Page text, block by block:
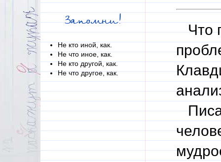
Запомни!
Не кто иной, как.
Не что иное, как.
Не кто другой, как.
Не что другое, как.
Что